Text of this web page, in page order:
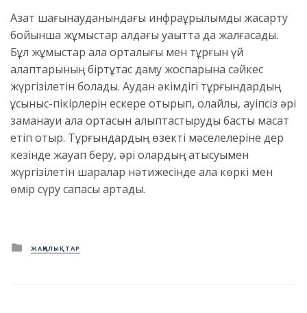
Азат шағынауданындағы инфрақұрылымды жақсарту
бойынша жұмыстар алдағы уақытта да жалғасады.
Бұл жұмыстар қала орталығы мен тұрғын үй
алаптарының біртұтас даму жоспарына сәйкес
жүргізілетін болады. Аудан әкімдігі тұрғындардың
ұсыныс-пікірлерін ескере отырып, қолайлы, қауіпсіз әрі
заманауи қала ортасын қалыптастыруды басты мақсат
етіп отыр. Тұрғындардың өзекті мәселелеріне дер
кезінде жауап беру, әрі олардың қатысуымен
жүргізілетін шаралар нәтижесінде қала көркі мен
өмір сүру сапасы артады.
Posted
in
ЖАҢАЛЫҚТАР